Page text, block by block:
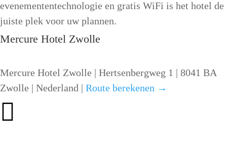
evenemententechnologie en gratis WiFi is het hotel de
juiste plek voor uw plannen.
Mercure Hotel Zwolle
Mercure Hotel Zwolle | Hertsenbergweg 1 | 8041 BA
Zwolle | Nederland | Route berekenen →
